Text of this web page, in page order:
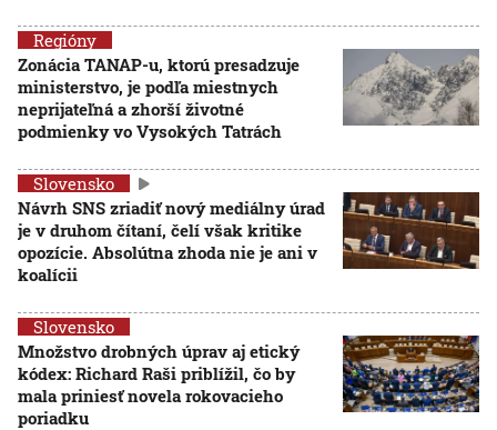
Regióny
Zonácia TANAP-u, ktorú presadzuje
ministerstvo, je podľa miestnych
neprijateľná a zhorší životné
podmienky vo Vysokých Tatrách
Slovensko
Návrh SNS zriadiť nový mediálny úrad
je v druhom čítaní, čelí však kritike
opozície. Absolútna zhoda nie je ani v
koalícii
Slovensko
Množstvo drobných úprav aj etický
kódex: Richard Raši priblížil, čo by
mala priniesť novela rokovacieho
poriadku